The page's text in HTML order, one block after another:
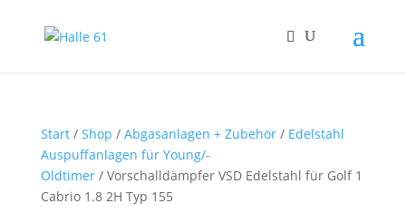
Start/ Shop / Abgasanlagen + Zubehör/ Edelstahl
Auspuffanlagen für Young/-
Oldtimer/ Vorschalldämpfer VSD Edelstahl für Golf 1
Cabrio 1.8 2H Typ 155